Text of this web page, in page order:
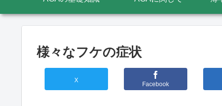
様々なフケの症状
X
Facebook